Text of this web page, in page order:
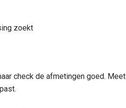
zoekt
check de afmetingen goed. Meet